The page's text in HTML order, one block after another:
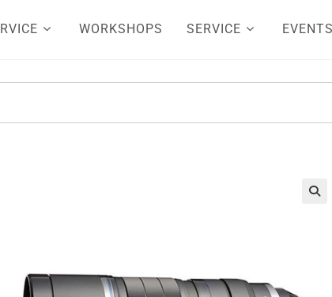
WORKSHOPS SERVICE EVENTS